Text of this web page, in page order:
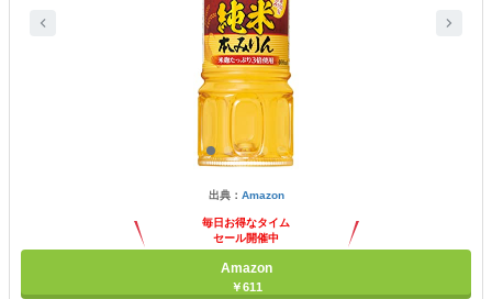
出典： Amazon
毎日お得なタイム
セール開催中
Amazon
￥611